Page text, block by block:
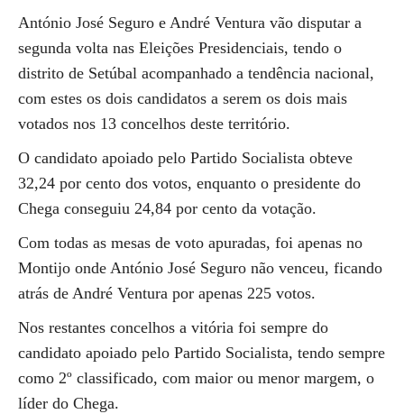
António José Seguro e André Ventura vão disputar a
segunda volta nas Eleições Presidenciais, tendo o
distrito de Setúbal acompanhado a tendência nacional,
com estes os dois candidatos a serem os dois mais
votados nos 13 concelhos deste território.
O candidato apoiado pelo Partido Socialista obteve
32,24 por cento dos votos, enquanto o presidente do
Chega conseguiu 24,84 por cento da votação.
Com todas as mesas de voto apuradas, foi apenas no
Montijo onde António José Seguro não venceu, ficando
atrás de André Ventura por apenas 225 votos.
Nos restantes concelhos a vitória foi sempre do
candidato apoiado pelo Partido Socialista, tendo sempre
como 2º classificado, com maior ou menor margem, o
líder do Chega.